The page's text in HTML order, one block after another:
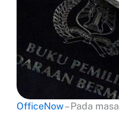
OfficeNow– Pada